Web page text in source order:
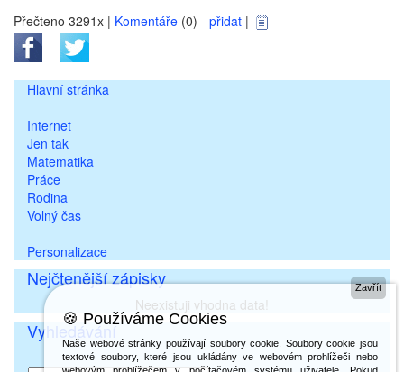
Přečteno 3291x | Komentáře (0) - přidat |
Hlavní stránka
Internet
Jen tak
Matematika
Práce
Rodina
Volný čas
Personalizace
Nejčtenější zápisky
Neexistuji vhodna data!
Vyhledávání
Zavřít
🍪 Používáme Cookies
Naše webové stránky používají soubory cookie. Soubory cookie jsou
textové soubory, které jsou ukládány ve webovém prohlížeči nebo